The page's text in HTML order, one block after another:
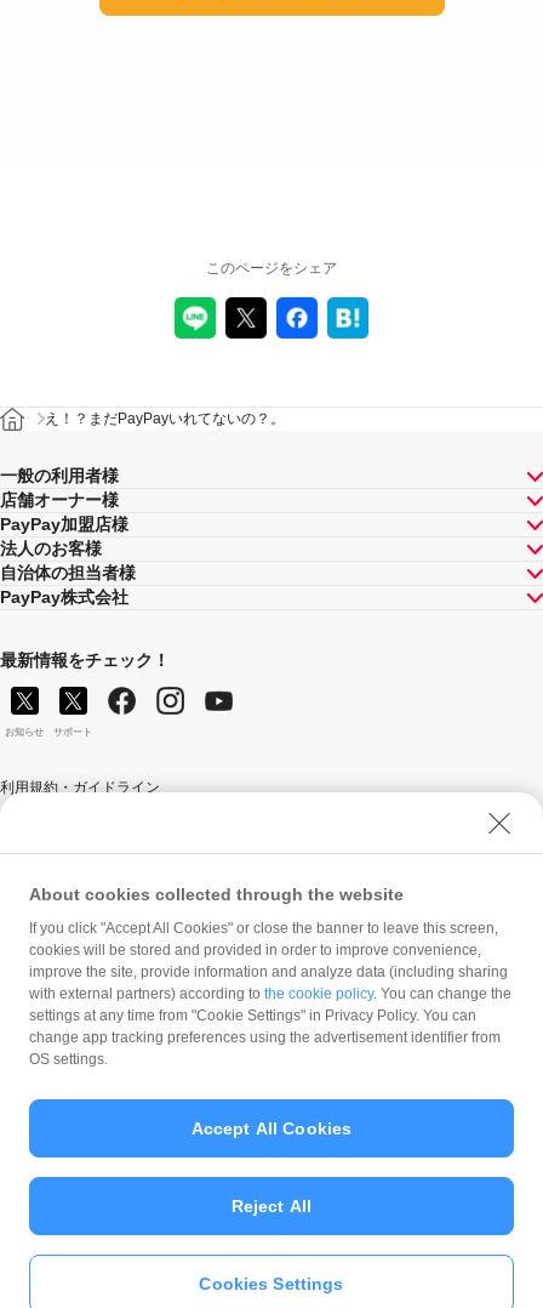
このページをシェア
え！？まだPayPayいれてないの？。
一般の利用者様
店舗オーナー様
PayPay加盟店様
法人のお客様
自治体の担当者様
PayPay株式会社
最新情報をチェック！
お知らせ サポート
利用規約・ガイドライン
ソフトバンク人権ポリシー
PayPay Code of Ethics & Business Conduct
プライバシーポリシー
ユーザープライバシーについて
ユーザーセキュリティについて
ウェブサイト利用規約
反社会的勢力に対する方針
カスタマーハラスメントに関する当社の考え方
About cookies collected through the website
If you click "Accept All Cookies" or close the banner to leave this screen,
cookies will be stored and provided in order to improve convenience,
improve the site, provide information and analyze data (including sharing
with external partners) according to the cookie policy. You can change the
settings at any time from "Cookie Settings" in Privacy Policy. You can
change app tracking preferences using the advertisement identifier from
OS settings.
Cookies Settings
Reject All
Accept All Cookies